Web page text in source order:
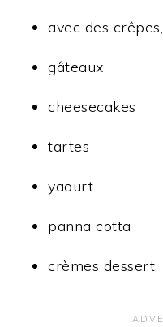
avec des
gâteaux
cheesecakes
tartes
yaourt
panna cotta
crèmes dessert